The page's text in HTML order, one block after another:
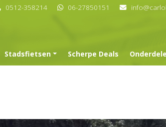
0512-358214 06-27850151
Stadsfietsen Scherpe Deals